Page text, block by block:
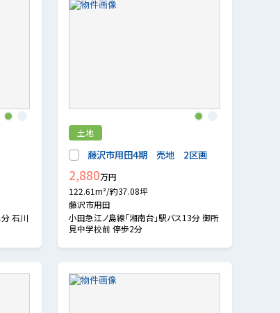
1
分 石川
1
藤沢市用田4期 売地 2区画
土地
2,880万円
122.61m²/約37.08坪
藤沢市用田
小田急江ノ島線「湘南台」駅バス13分 御所
見中学校前 停歩2分